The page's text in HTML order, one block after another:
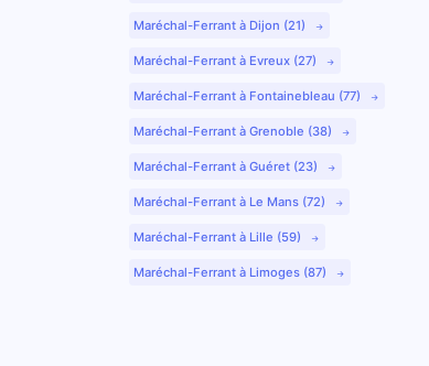
Maréchal-Ferrant à Dijon (21)
Maréchal-Ferrant à Evreux (27)
Maréchal-Ferrant à Fontainebleau (77)
Maréchal-Ferrant à Grenoble (38)
Maréchal-Ferrant à Guéret (23)
Maréchal-Ferrant à Le Mans (72)
Maréchal-Ferrant à Lille (59)
Maréchal-Ferrant à Limoges (87)